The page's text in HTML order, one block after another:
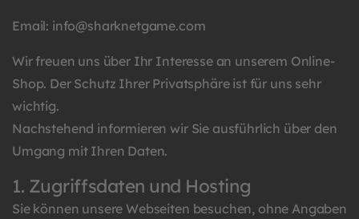
Email: info@sharknetgame.com
Wir freuen uns über Ihr Interesse an unserem Online-
Shop. Der Schutz Ihrer Privatsphäre ist für uns sehr
wichtig.
Nachstehend informieren wir Sie ausführlich über den
Umgang mit Ihren Daten.
1. Zugriffsdaten und Hosting
Sie können unsere Webseiten besuchen, ohne Angaben